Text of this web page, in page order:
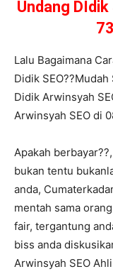
Undang
Lalu Bagaimana
Didik
Didik Arwinsyah
Arwinsyah SEO di
Apakah
bukan tentu
anda,
mentah sama
fair, tergantung
biss anda
Arwinsyah SEO